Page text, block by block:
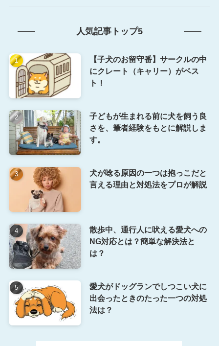
人気記事トップ5
【子犬のお留守番】サークルの中
にクレート（キャリー）がベス
ト！
子どもが生まれる前に犬を飼う良
さを、筆者経験をもとに解説しま
す。
犬が唸る原因の一つは抱っこだと
言える理由と対処法をプロが解説
散歩中、通行人に吠える愛犬への
NG対応とは？簡単な解決法と
は？
愛犬がドッグランでしつこい犬に
出会ったときのたった一つの対処
法は？